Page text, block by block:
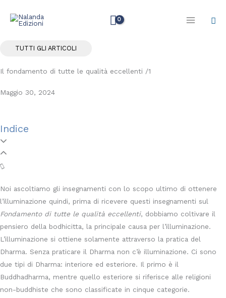
TUTTI GLI ARTICOLI
Il fondamento di tutte le qualità eccellenti /1
Maggio 30, 2024
Indice
Noi ascoltiamo gli insegnamenti con lo scopo ultimo di ottenere
l’illuminazione quindi, prima di ricevere questi insegnamenti sul
Fondamento di tutte le qualità eccellenti, dobbiamo coltivare il
pensiero della bodhicitta, la principale causa per l’illuminazione.
L’illuminazione si ottiene solamente attraverso la pratica del
Dharma. Senza praticare il Dharma non c’è illuminazione. Ci sono
due tipi di Dharma: interiore ed esteriore. Il primo è il
Buddhadharma, mentre quello esteriore si riferisce alle religioni
non-buddhiste che sono classificate in cinque categorie.